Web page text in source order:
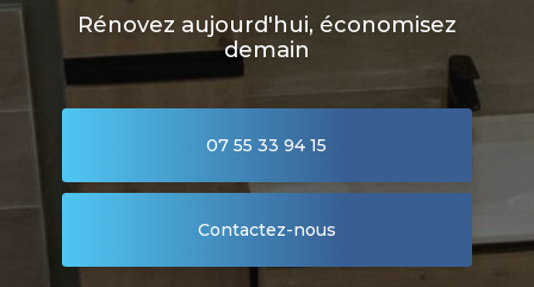
Rénovez aujourd'hui, économisez
demain
07 55 33 94 15
Contactez-nous